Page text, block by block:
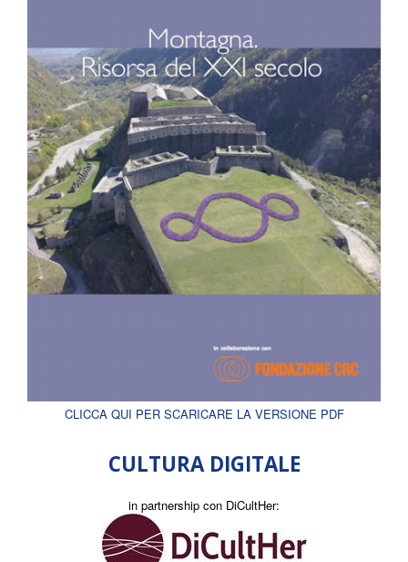
CLICCA QUI PER SCARICARE LA VERSIONE PDF
CULTURA DIGITALE
in partnership con DiCultHer: